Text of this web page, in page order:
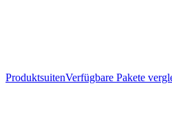
ProduktsuitenVerfügbare Pakete